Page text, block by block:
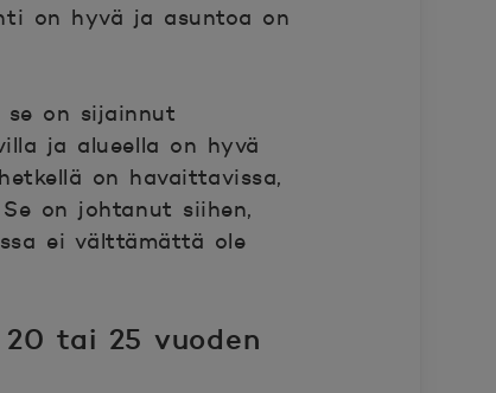
on hyvä ja asuntoa on
se on sijainnut
ja alueella on hyvä
on havaittavissa,
on johtanut siihen,
ei välttämättä ole
tai 25 vuoden